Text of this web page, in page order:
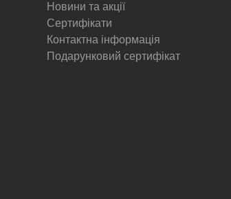
Новини та акції
Сертифікати
Контактна інформація
Подарунковий сертифікат